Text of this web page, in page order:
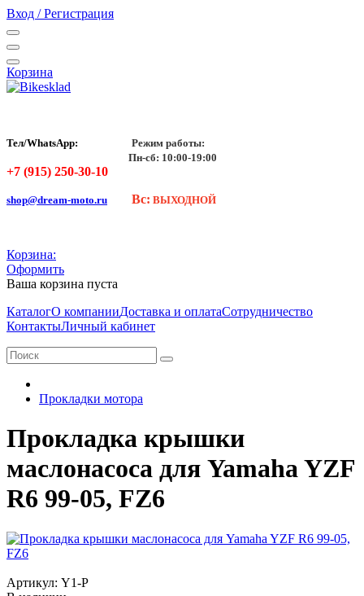
Вход / Регистрация
Корзина
Тел/WhatsApp:
Режим работы:
Пн-сб: 10:00-19:00
+7 (915) 250-30-10
shop@dream-moto.ru Вс: ВЫХОДНОЙ
Корзина:
Оформить
Ваша корзина пуста
КаталогО компанииДоставка и оплатаСотрудничество
КонтактыЛичный кабинет
Прокладки мотора
Прокладка крышки
маслонасоса для Yamaha YZF
R6 99-05, FZ6
Артикул: Y1-P